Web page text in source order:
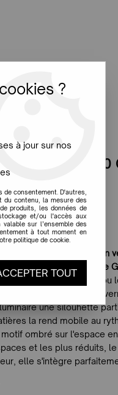
NEW
VERTIGO
suspension
Constance
les ailes d'une libellule ou
sa structure en fibre de
une silouhette
la rend mobile au
ombré sur l'espace
et les plus réduits, le
elle s'intègre
?
à jour sur nos
consentement. D'autres,
du contenu, la mesure des
produits, les données de
et/ou l'accès aux
sur l’ensemble des
à tout moment en
politique de cookie.
TOUT